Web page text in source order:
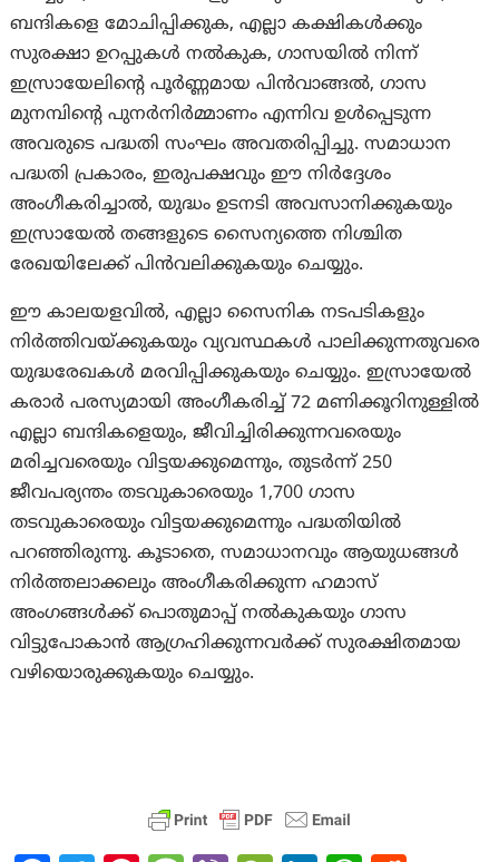
ബന്ദികളെ മോചിപ്പിക്കുക, എല്ലാ കക്ഷികൾക്കും
സുരക്ഷാ ഉറപ്പുകൾ നൽകുക, ഗാസയിൽ നിന്ന്
ഇസ്രായേലിന്റെ പൂർണ്ണമായ പിൻവാങ്ങൽ, ഗാസ
മുനമ്പിന്റെ പുനർനിർമ്മാണം എന്നിവ ഉൾപ്പെടുന്ന
അവരുടെ പദ്ധതി സംഘം അവതരിപ്പിച്ചു. സമാധാന
പദ്ധതി പ്രകാരം, ഇരുപക്ഷവും ഈ നിർദ്ദേശം
അംഗീകരിച്ചാൽ, യുദ്ധം ഉടനടി അവസാനിക്കുകയും
ഇസ്രായേൽ തങ്ങളുടെ സൈന്യത്തെ നിശ്ചിത
രേഖയിലേക്ക് പിൻവലിക്കുകയും ചെയ്യും.
ഈ കാലയളവിൽ, എല്ലാ സൈനിക നടപടികളും
നിർത്തിവയ്ക്കുകയും വ്യവസ്ഥകൾ പാലിക്കുന്നതുവരെ
യുദ്ധരേഖകൾ മരവിപ്പിക്കുകയും ചെയ്യും. ഇസ്രായേൽ
കരാർ പരസ്യമായി അംഗീകരിച്ച് 72 മണിക്കൂറിനുള്ളിൽ
എല്ലാ ബന്ദികളെയും, ജീവിച്ചിരിക്കുന്നവരെയും
മരിച്ചവരെയും വിട്ടയക്കുമെന്നും, തുടർന്ന് 250
ജീവപര്യന്തം തടവുകാരെയും 1,700 ഗാസ
തടവുകാരെയും വിട്ടയക്കുമെന്നും പദ്ധതിയിൽ
പറഞ്ഞിരുന്നു. കൂടാതെ, സമാധാനവും ആയുധങ്ങൾ
നിർത്തലാക്കലും അംഗീകരിക്കുന്ന ഹമാസ്
അംഗങ്ങൾക്ക് പൊതുമാപ്പ് നൽകുകയും ഗാസ
വിട്ടുപോകാൻ ആഗ്രഹിക്കുന്നവർക്ക് സുരക്ഷിതമായ
വഴിയൊരുക്കുകയും ചെയ്യും.